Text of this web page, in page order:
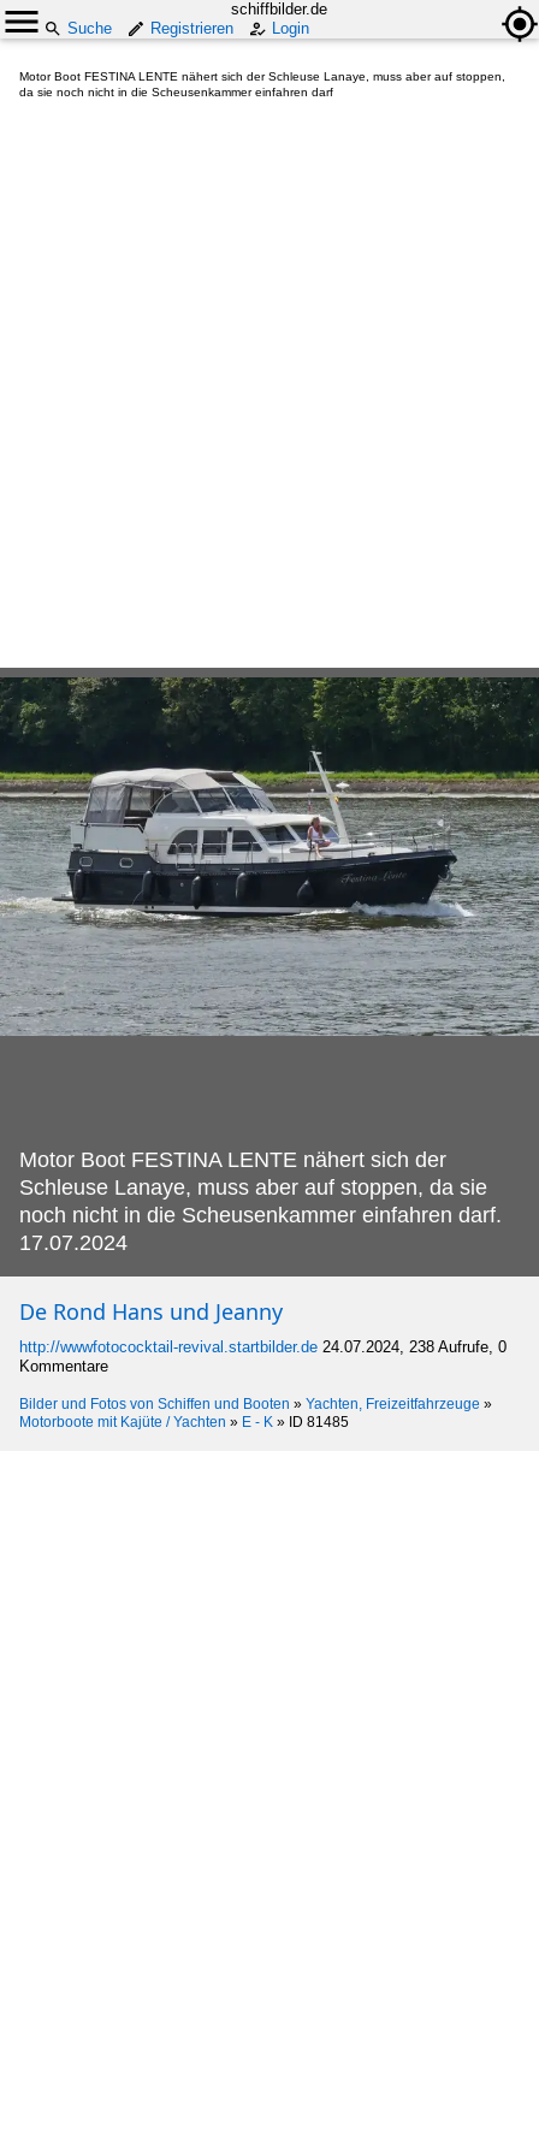
schiffbilder.de
Suche
Registrieren Login
Motor Boot FESTINA LENTE nähert sich der Schleuse Lanaye, muss aber auf stoppen,
da sie noch nicht in die Scheusenkammer einfahren darf
Motor Boot FESTINA LENTE nähert sich der
Schleuse Lanaye, muss aber auf stoppen, da sie
noch nicht in die Scheusenkammer einfahren darf.
17.07.2024
De Rond Hans und Jeanny
http://wwwfotococktail-revival.startbilder.de 24.07.2024, 238 Aufrufe, 0
Kommentare
Bilder und Fotos von Schiffen und Booten » Yachten, Freizeitfahrzeuge »
Motorboote mit Kajüte / Yachten » E - K » ID 81485